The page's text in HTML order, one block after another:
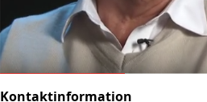
Kontaktinformation